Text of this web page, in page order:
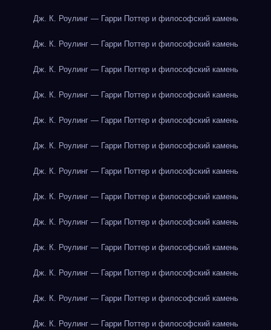
Дж. К. Роулинг — Гарри Поттер и философский камень
Дж. К. Роулинг — Гарри Поттер и философский камень
Дж. К. Роулинг — Гарри Поттер и философский камень
Дж. К. Роулинг — Гарри Поттер и философский камень
Дж. К. Роулинг — Гарри Поттер и философский камень
Дж. К. Роулинг — Гарри Поттер и философский камень
Дж. К. Роулинг — Гарри Поттер и философский камень
Дж. К. Роулинг — Гарри Поттер и философский камень
Дж. К. Роулинг — Гарри Поттер и философский камень
Дж. К. Роулинг — Гарри Поттер и философский камень
Дж. К. Роулинг — Гарри Поттер и философский камень
Дж. К. Роулинг — Гарри Поттер и философский камень
Дж. К. Роулинг — Гарри Поттер и философский камень